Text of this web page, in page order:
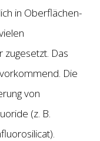
in Oberflächen-
Das
Die
von
(z. B.